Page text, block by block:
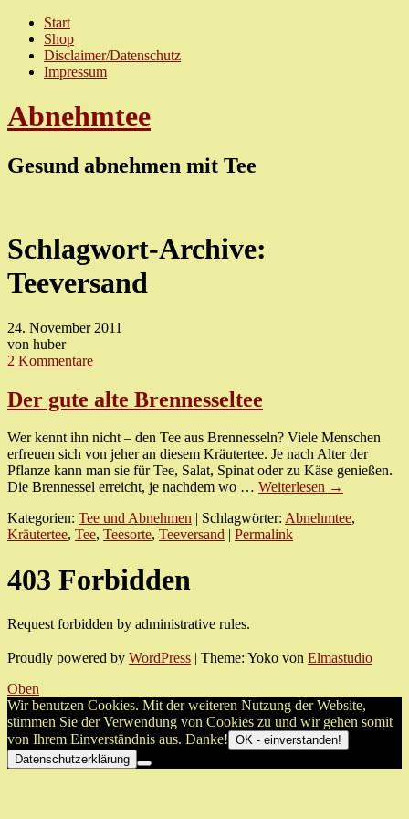
Start
Shop
Disclaimer/Datenschutz
Impressum
Abnehmtee
Gesund abnehmen mit Tee
Schlagwort-Archive:
Teeversand
24. November 2011
von huber
2 Kommentare
Der gute alte Brennesseltee
Wer kennt ihn nicht – den Tee aus Brennesseln? Viele Menschen
erfreuen sich von jeher an diesem Kräutertee. Je nach Alter der
Pflanze kann man sie für Tee, Salat, Spinat oder zu Käse genießen.
Die Brennessel erreicht, je nachdem wo … Weiterlesen →
Kategorien: Tee und Abnehmen | Schlagwörter: Abnehmtee,
Kräutertee, Tee, Teesorte, Teeversand Permalink
403 Forbidden
Request forbidden by administrative rules.
Proudly powered by WordPress | Theme: Yoko von Elmastudio
Oben
Wir benutzen Cookies. Mit der weiteren Nutzung der Website,
stimmen Sie der Verwendung von Cookies zu und wir gehen somit
von Ihrem Einverständnis aus. Danke! OK - einverstanden!
Datenschutzerklärung